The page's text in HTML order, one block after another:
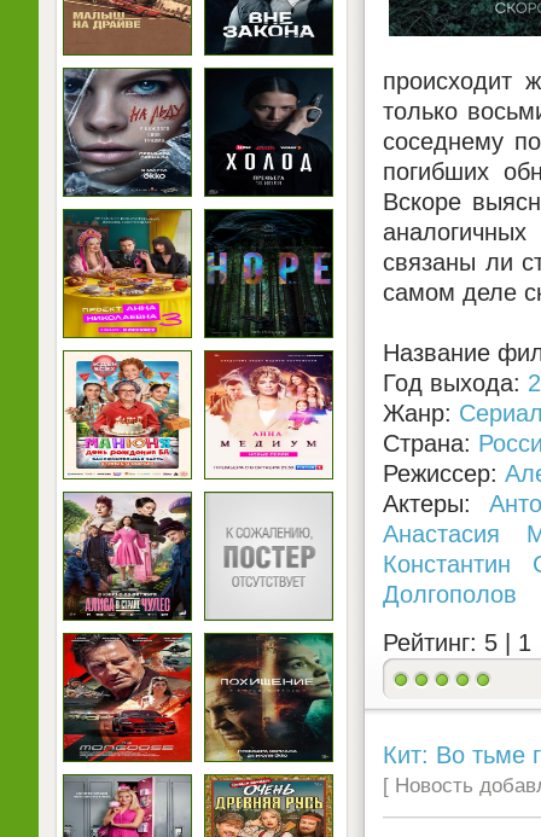
происходит
только
соседнему
погибших
Вскоре
связаны ли
самом деле
Название
Год выхода:
Жанр:
Страна:
Режиссер:
Актеры:
Анастасия
Константин
Долгополов
Рейтинг: 5 | 1
Кит: Во тьме
[ Новость